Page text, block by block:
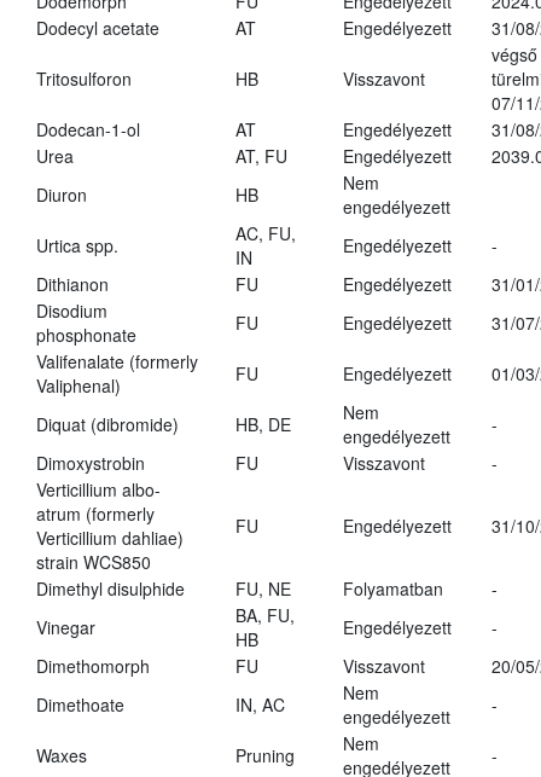
Dodecyl acetate
AT Engedélyezett 31/
Tritosulforon HB Visszavont
végső
07/
Dodecan-1-ol
AT Engedélyezett
31/
Urea
AT, FU Engedélyezett
Diuron
HB
Nem
engedélyezett
Urtica spp.
AC, FU,
IN
Engedélyezett
-
Dithianon
FU Engedélyezett
31/
Disodium
phosphonate
FU Engedélyezett
31/
Valifenalate (formerly
Valiphenal)
FU Engedélyezett 01/
Diquat (dibromide) HB, DE
Nem
engedélyezett
-
Dimoxystrobin
FU Visszavont
-
Verticillium albo-
atrum (formerly
Verticillium dahliae)
strain WCS850
FU Engedélyezett 31/
Dimethyl disulphide FU, NE Folyamatban
-
Vinegar
BA, FU,
HB
Engedélyezett
-
Dimethomorph
FU Visszavont
20/
Dimethoate
IN, AC
Nem
engedélyezett
-
Waxes Pruning
Nem
engedélyezett
-